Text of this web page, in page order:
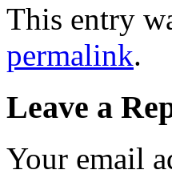
This entry
permalink.
Leave a
Your email